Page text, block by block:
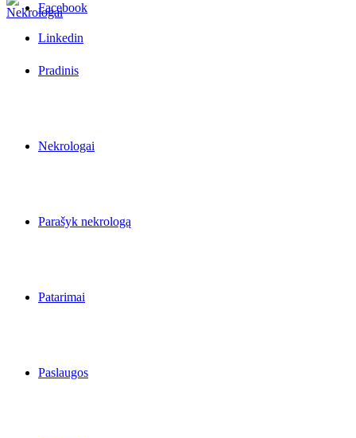
Facebook
Linkedin
Pradinis
Nekrologai
Parašyk nekrologą
Patarimai
Paslaugos